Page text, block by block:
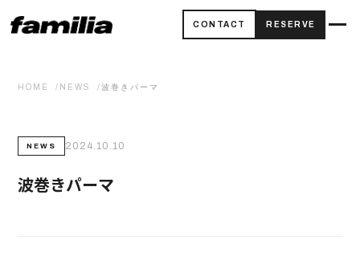
CONTACT RESERVE
HOME NEWS 波巻きパーマ
NEWS 2024.10.10
波巻きパーマ